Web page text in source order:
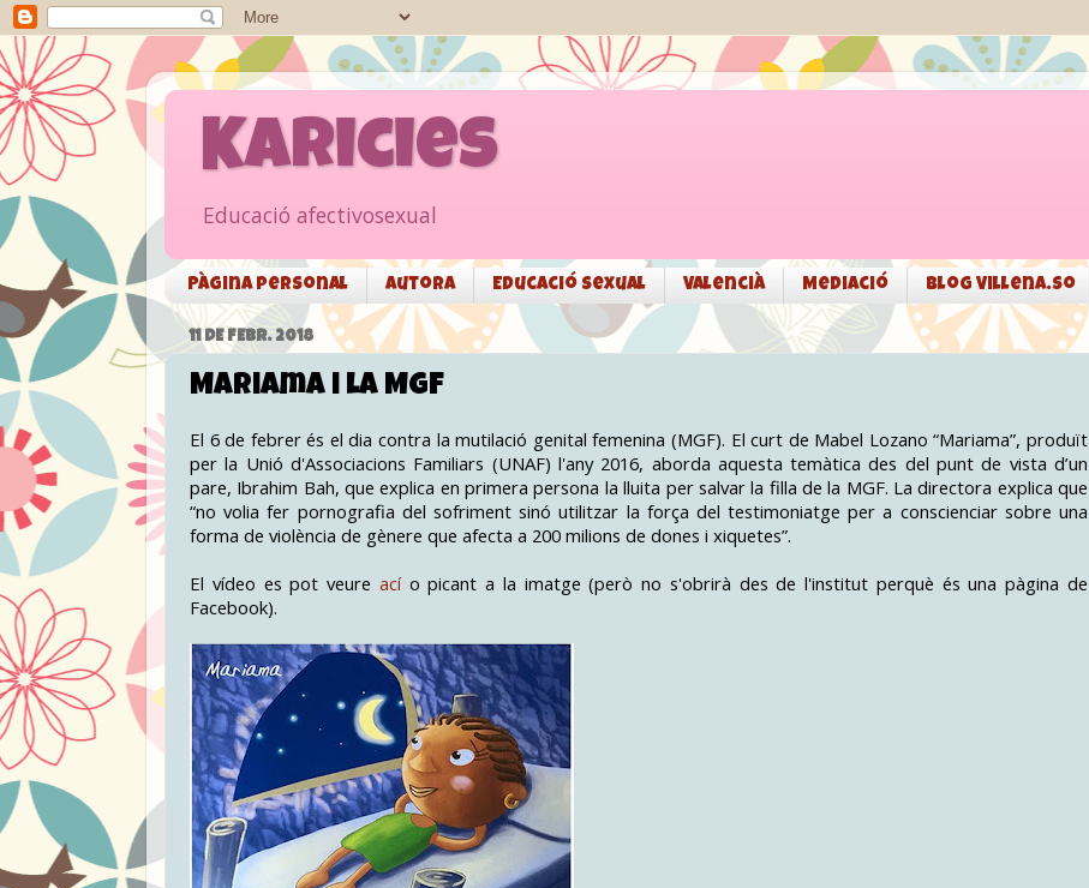
Karicies
Educació afectivosexual
Pàgina personal Autora Educació sexual Valencià Mediació Blog Villena.so
11 DE FEBR. 2018
Mariama i la MGF
El 6 de febrer és el dia contra la mutilació genital femenina (MGF). El curt de Mabel Lozano “Mariama”, produït
per la Unió d'Associacions Familiars (UNAF) l'any 2016, aborda aquesta temàtica des del punt de vista d’un
pare, Ibrahim Bah, que explica en primera persona la lluita per salvar la filla de la MGF. La directora explica que
“no volia fer pornografia del sofriment sinó utilitzar la força del testimoniatge per a conscienciar sobre una
forma de violència de gènere que afecta a 200 milions de dones i xiquetes”.
El vídeo es pot veure acío picant a la imatge (però no s'obrirà des de l'institut perquè és una pàgina de
Facebook).